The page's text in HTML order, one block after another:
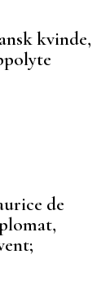
kvinde,
de